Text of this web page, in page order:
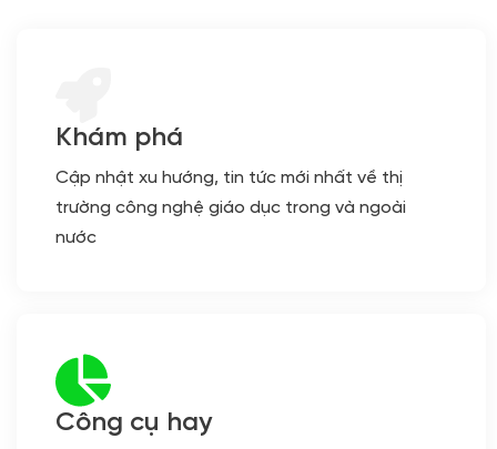
Khám phá
Cập nhật xu hướng, tin tức mới nhất về thị
trường công nghệ giáo dục trong và ngoài
nước
Công cụ hay